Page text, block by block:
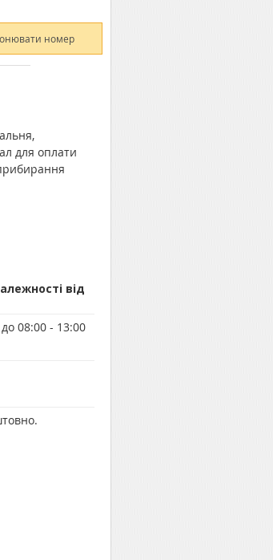
номер
для оплати
від
до 08:00 - 13:00